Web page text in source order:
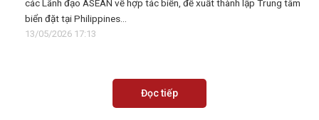
các Lãnh đạo ASEAN về hợp tác biển, đề xuất thành lập Trung tâm
biển đặt tại Philippines...
13/05/2026 17:13
Đọc tiếp